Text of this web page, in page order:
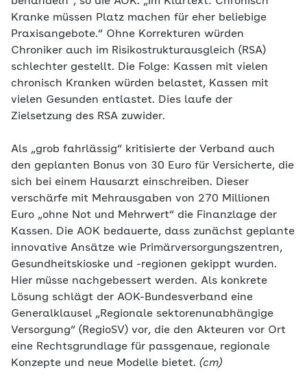
Kranke müssen Platz machen für eher beliebige
Praxisangebote.“ Ohne Korrekturen würden
Chroniker auch im Risikostrukturausgleich (RSA)
schlechter gestellt. Die Folge: Kassen mit vielen
chronisch Kranken würden belastet, Kassen mit
vielen Gesunden entlastet. Dies laufe der
Zielsetzung des RSA zuwider.
Als „grob fahrlässig“ kritisierte der Verband auch
den geplanten Bonus von 30 Euro für Versicherte, die
sich bei einem Hausarzt einschreiben. Dieser
verschärfe mit Mehrausgaben von 270 Millionen
Euro „ohne Not und Mehrwert“ die Finanzlage der
Kassen. Die AOK bedauerte, dass zunächst geplante
innovative Ansätze wie Primärversorgungszentren,
Gesundheitskioske und -regionen gekippt wurden.
Hier müsse nachgebessert werden. Als konkrete
Lösung schlägt der AOK-Bundesverband eine
Generalklausel „Regionale sektorenunabhängige
Versorgung“ (RegioSV) vor, die den Akteuren vor Ort
eine Rechtsgrundlage für passgenaue, regionale
Konzepte und neue Modelle bietet. (cm)